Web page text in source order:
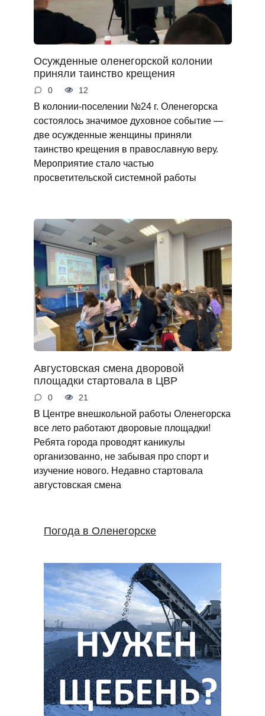
Осужденные оленегорской колонии
приняли таинство крещения
0 12
В колонии-поселении №24 г. Оленегорска
состоялось значимое духовное событие —
две осужденные женщины приняли
таинство крещения в православную веру.
Мероприятие стало частью
просветительской системной работы
Августовская смена дворовой
площадки стартовала в ЦВР
0 21
В Центре внешкольной работы Оленегорска
все лето работают дворовые площадки!
Ребята города проводят каникулы
организованно, не забывая про спорт и
изучение нового. Недавно стартовала
августовская смена
Погода в Оленегорске